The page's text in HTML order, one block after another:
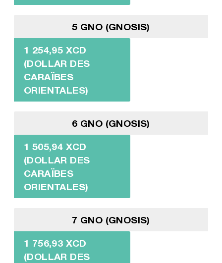
5 GNO (GNOSIS)
1 254,95 XCD
(DOLLAR DES
CARAÏBES
ORIENTALES)
6 GNO (GNOSIS)
1 505,94 XCD
(DOLLAR DES
CARAÏBES
ORIENTALES)
7 GNO (GNOSIS)
1 756,93 XCD
(DOLLAR DES